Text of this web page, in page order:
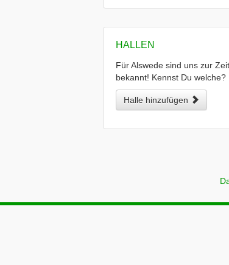
HALLEN
Für Alswede sind uns zur
bekannt! Kennst Du welche?
Halle hinzufügen